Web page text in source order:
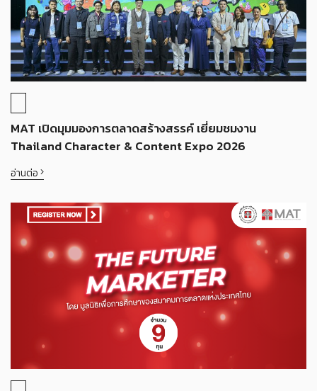
MAT เปิดมุมมองการตลาดสร้างสรรค์ เยี่ยมชมงาน
Thailand Character & Content Expo 2026
อ่านต่อ